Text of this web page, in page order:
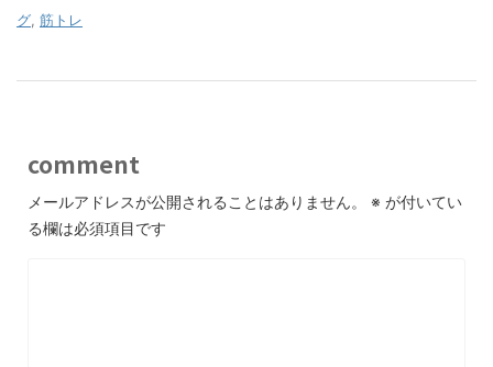
グ 筋トレ
comment
メールアドレスが公開されることはありません。 ※ が付いてい
る欄は必須項目です